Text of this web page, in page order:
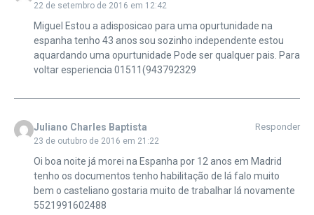
22 de setembro de 2016 em 12:42
Miguel Estou a adisposicao para uma opurtunidade na
espanha tenho 43 anos sou sozinho independente estou
aquardando uma opurtunidade Pode ser qualquer pais. Para
voltar esperiencia 01511(943792329
Juliano Charles Baptista
23 de outubro de 2016 em 21:22
Responder
Oi boa noite já morei na Espanha por 12 anos em Madrid
tenho os documentos tenho habilitação de lá falo muito
bem o casteliano gostaria muito de trabalhar lá novamente
5521991602488